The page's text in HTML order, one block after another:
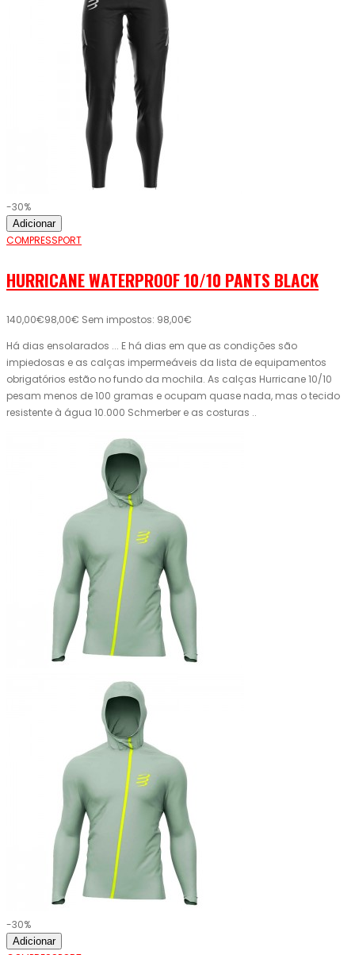
-30%
Adicionar
COMPRESSPORT
HURRICANE WATERPROOF 10/10 PANTS BLACK
140,00€98,00€ Sem impostos: 98,00€
Há dias ensolarados ... E há dias em que as condições são
impiedosas e as calças impermeáveis ​​da lista de equipamentos
obrigatórios estão no fundo da mochila. As calças Hurricane 10/10
pesam menos de 100 gramas e ocupam quase nada, mas o tecido
resistente à água 10.000 Schmerber e as costuras ..
-30%
Adicionar